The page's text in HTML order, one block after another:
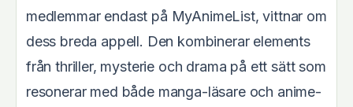
medlemmar endast på MyAnimeList, vittnar om
dess breda appell. Den kombinerar elements
från thriller, mysterie och drama på ett sätt som
resonerar med både manga-läsare och anime-